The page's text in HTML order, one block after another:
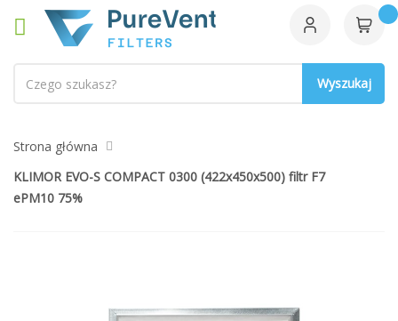
Strona główna
KLIMOR EVO-S COMPACT 0300 (422x450x500) filtr F7
ePM10 75%